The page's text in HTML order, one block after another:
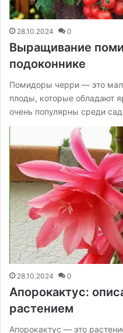
28.10.2024 0
Выращивание
подоконнике
Помидоры черри — это
плоды, которые обладают
очень популярны среди
28.10.2024 0
Апорокактус:
растением
Апорокактус — это